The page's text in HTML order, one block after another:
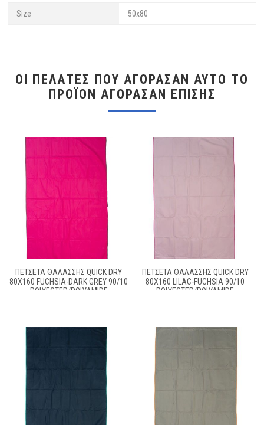
Size 50x80
ΟΙ ΠΕΛΆΤΕΣ ΠΟΥ ΑΓΌΡΑΣΑΝ ΑΥΤΌ ΤΟ
ΠΡΟΪΌΝ ΑΓΌΡΑΣΑΝ ΕΠΊΣΗΣ
ΠΕΤΣΈΤΑ ΘΑΛΆΣΣΗΣ QUICK DRY
80X160 FUCHSIA-DARK GREY 90/10
POLYESTER/POLYAMIDE
ΠΕΤΣΈΤΑ ΘΑΛΆΣΣΗΣ QUICK DRY
80X160 LILAC-FUCHSIA 90/10
POLYESTER/POLYAMIDE